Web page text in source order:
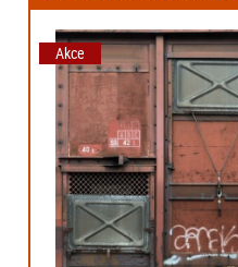
Akce